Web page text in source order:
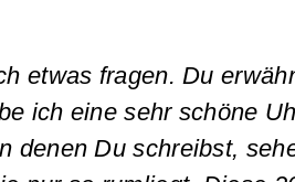
etwas fragen. Du
ich eine sehr schöne
Du schreibst,